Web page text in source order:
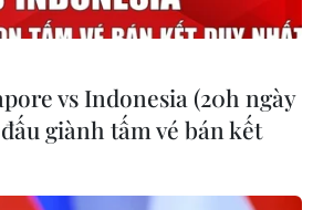
đúng quy
triệu đồng?
an ninh quốc
trở hoạt động
vs Indonesia (20h ngày
giành tấm vé bán kết